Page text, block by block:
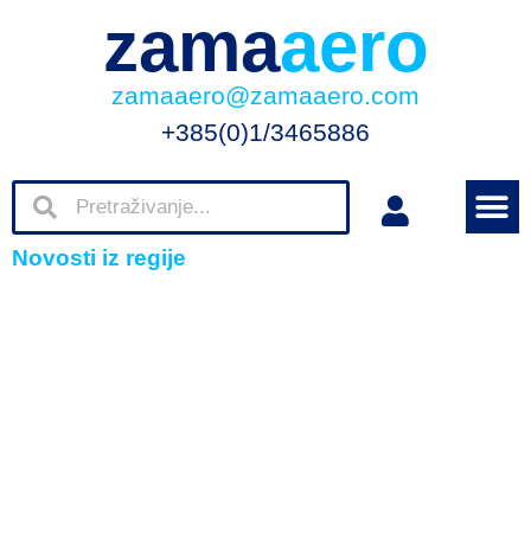
zamaaero
zamaaero@zamaaero.com
+385(0)1/3465886
Novosti iz regije